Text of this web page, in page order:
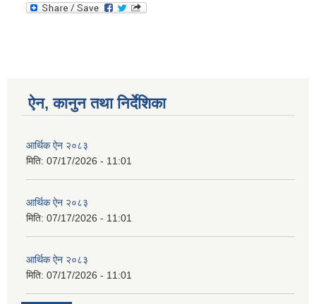
ऐन, कानुन तथा निर्देशिका
आर्थिक ऐन २०८३
मिति: 07/17/2026 - 11:01
आर्थिक ऐन २०८३
मिति: 07/17/2026 - 11:01
आर्थिक ऐन २०८३
मिति: 07/17/2026 - 11:01